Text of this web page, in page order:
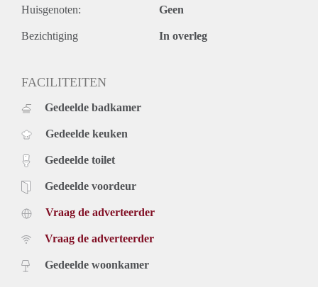
Huisgenoten: Geen
Bezichtiging In overleg
FACILITEITEN
Gedeelde badkamer
Gedeelde keuken
Gedeelde toilet
Gedeelde voordeur
Vraag de adverteerder
Vraag de adverteerder
Gedeelde woonkamer